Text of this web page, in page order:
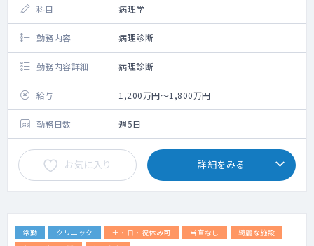
科目 病理学
勤務内容 病理診断
勤務内容詳細 病理診断
給与 1,200万円～1,800万円
勤務日数 週5日
お気に入り 詳細をみる
常勤 クリニック 土・日・祝休み可 当直なし
綺麗な施設